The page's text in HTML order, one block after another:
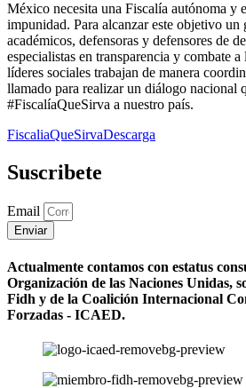
México necesita una Fiscalía autónoma y
impunidad. Para alcanzar este objetivo un
académicos, defensoras y defensores de
especialistas en transparencia y combate
líderes sociales trabajan de manera
llamado para realizar un diálogo nacional
#FiscalíaQueSirva a nuestro país.
FiscaliaQueSirvaDescarga
Suscribete
Email
Enviar
Actualmente contamos con estatus
Organización de las Naciones Unidas,
Fidh y de la Coalición Internacional
Forzadas - ICAED.